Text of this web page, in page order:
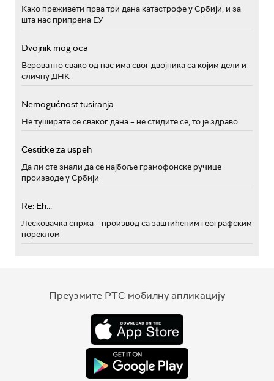
Како преживети прва три дана катастрофе у Србији, и за
шта нас припрема ЕУ
Dvojnik mog oca
Вероватно свако од нас има свог двојника са којим дели и
сличну ДНК
Nemogućnost tusiranja
Не туширате се сваког дана – не стидите се, то је здраво
Cestitke za uspeh
Да ли сте знали да се најбоље грамофонске ручице
производе у Србији
Re: Eh...
Лесковачка спржа – производ са заштићеним географским
пореклом
Преузмите РТС мобилну апликацију